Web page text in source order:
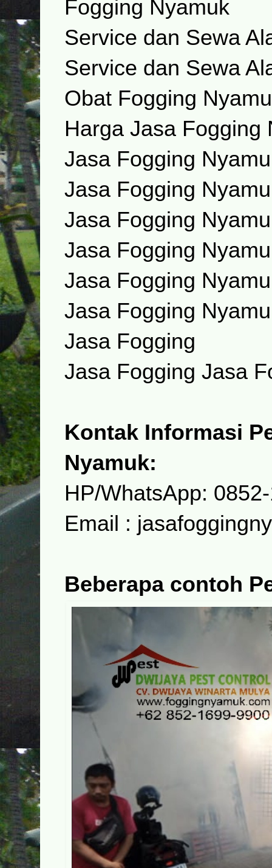
Fogging Nyamuk
Service dan Sewa
Service dan Sewa
Obat Fogging
Harga Jasa Fogging
Jasa Fogging
Jasa Fogging
Jasa Fogging
Jasa Fogging
Jasa Fogging
Jasa Fogging
Jasa Fogging
Jasa Fogging Jasa
Kontak Informasi
Nyamuk:
HP/WhatsApp:
Email :
Beberapa contoh